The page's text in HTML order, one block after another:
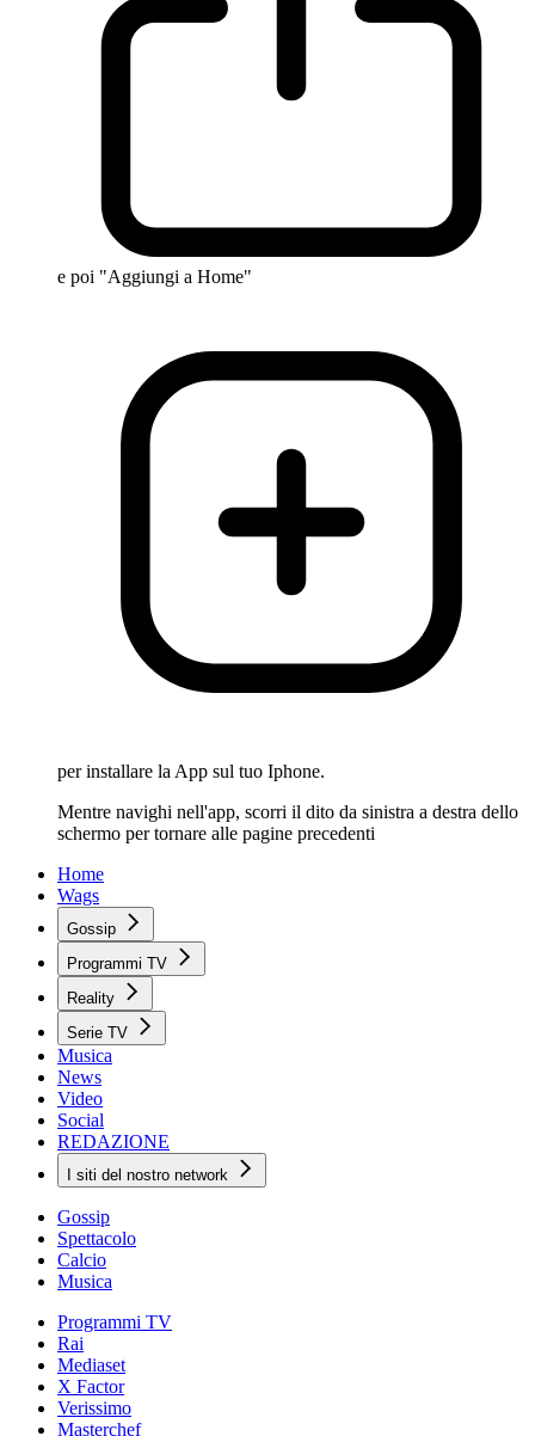
e poi "Aggiungi a Home"
per installare la App sul tuo Iphone.
Mentre navighi nell'app, scorri il dito da sinistra a destra dello
schermo per tornare alle pagine precedenti
Home
Wags
Gossip
Programmi TV
Reality
Serie TV
Musica
News
Video
Social
REDAZIONE
I siti del nostro network
Gossip
Spettacolo
Calcio
Musica
Programmi TV
Rai
Mediaset
X Factor
Verissimo
Masterchef